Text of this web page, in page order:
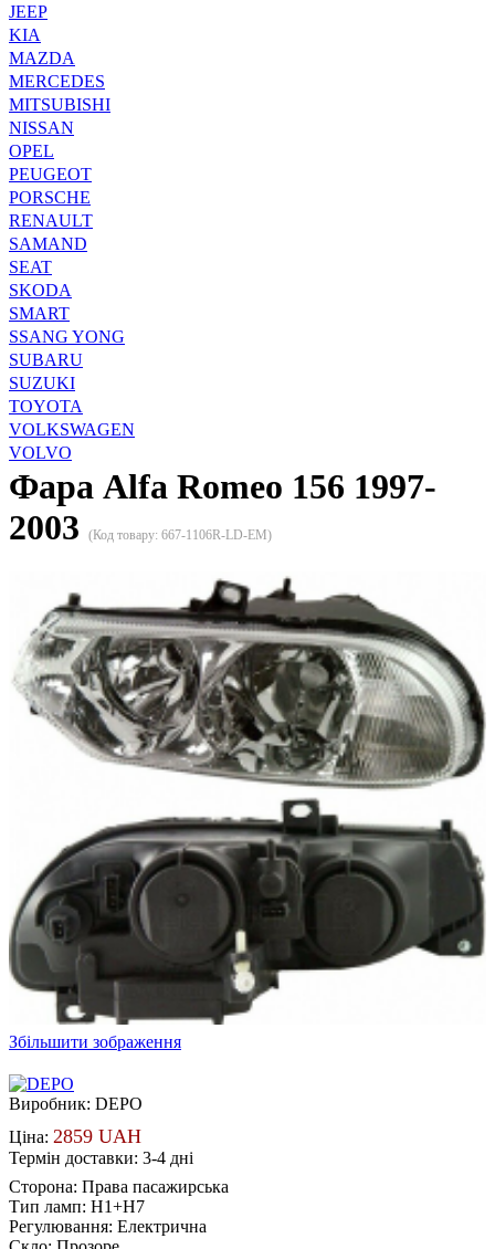
JEEP
KIA
MAZDA
MERCEDES
MITSUBISHI
NISSAN
OPEL
PEUGEOT
PORSCHE
RENAULT
SAMAND
SEAT
SKODA
SMART
SSANG YONG
SUBARU
SUZUKI
TOYOTA
VOLKSWAGEN
VOLVO
Фара Alfa Romeo 156 1997-
2003
(Код товару: 667-1106R-LD-EM)
Збільшити зображення
Виробник: DEPO
Ціна: 2859 UAH
Термін доставки: 3-4 дні
Сторона: Права пасажирська
Тип ламп: H1+H7
Регулювання: Електрична